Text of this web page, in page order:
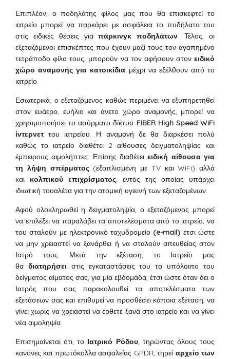
Επιπλέον, ο ποδηλάτης φίλος μας που θα επισκεφτεί το
ιατρείο μπορεί να παρκάρει με ασφάλεια το ποδήλατο του
στις ειδικές θέσεις γιαπάρκινγκ ποδηλάτων. Τέλος, οι
εξεταζόμενοι επισκέπτες που έχουν μαζί τους τον αγαπημένο
τετράποδο φίλο τους, μπορούν να τον αφήσουν στον ειδικό
χώρο αναμονής για κατοικίδια μέχρι να εξέλθουν από το
ιατρείο.
Εσωτερικά, ο εξεταζόμενος καθώς περιμένει να εξυπηρετηθεί
στον ευάερο, ευήλιο και άνετο χώρο αναμονής, μπορεί να
χρησιμοποιήσει το ασύρματο δίκτυο FIBER High Speed WiFi
ίντερνεττου ιατρείου. Η αναμονή δε θα διαρκέσει πολύ
καθώς το ιατρείο διαθέτει 2 αίθουσες δειγματοληψίας και
έμπειρους αιμολήπτες. Επίσης διαθέτειειδική αίθουσα για
τη λήψη σπέρματος (εξοπλισμένη με TV και WiFi) αλλά
και κολπικού επιχρίσματος, εντός της οποίας υπάρχει
ιδιωτική τουαλέτα για την ατομική υγιεινή των εξεταζομένων.
Αφού ολοκληρωθεί η δειγματοληψία, ο εξεταζόμενος μπορεί
να επιλέξει να παραλάβει τα αποτελέσματα από το ιατρείο, να
του σταλούν με ηλεκτρονικό ταχυδρομείο (e-mail) έτσι ώστε
να μην χρειαστεί να ξανάρθει ή να σταλούν απευθείας στον
Ιατρό τους. Μετά την εξέταση, το Ιατρείο μας
θα διατηρήσειστις εγκαταστάσεις του το υπόλοιπο του
δείγματος αίματος σας, για μία εβδομάδα, έτσι ώστε όταν δει ο
Ιατρός που σας παρακολουθεί τα αποτελέσματα των
εξετάσεων σας και επιθυμεί να προσθέσει κάποια εξέταση, να
γίνει χωρίς να χρειαστεί να έρθετε ξανά στο ιατρείο και να γίνει
νέα αιμοληψία.
Επισημαίνεται ότι, το Ιατρικό Ρόδου, τηρώντας όλους τους
κανόνες και πρωτόκολλα ασφαλείας GPDR, τηρεί αρχείο των